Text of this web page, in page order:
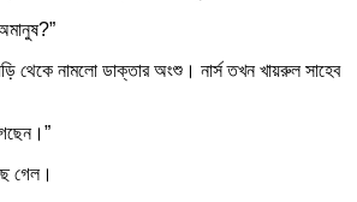
থেকে নামলো ডাক্তার অংশু। নার্স তখন খায়রুল সাহেব
গেল।